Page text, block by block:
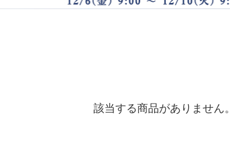
該当する商品がありません。